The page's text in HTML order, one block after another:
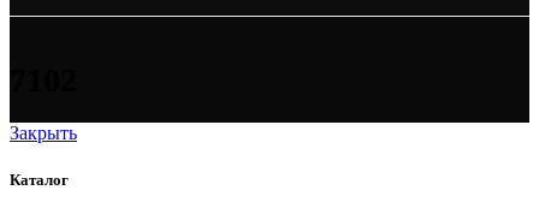
Закрыть
Каталог